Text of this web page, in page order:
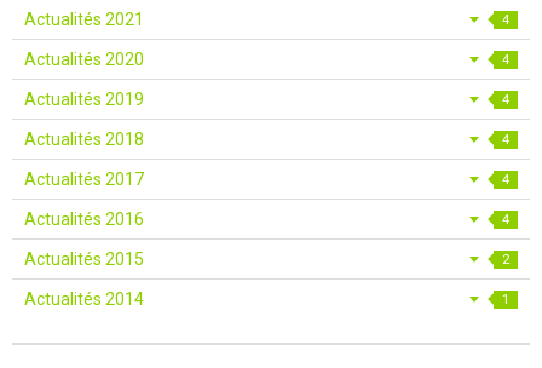
Actualités 2021 4
Actualités 2020 4
Actualités 2019 4
Actualités 2018 4
Actualités 2017 4
Actualités 2016 4
Actualités 2015 2
Actualités 2014 1